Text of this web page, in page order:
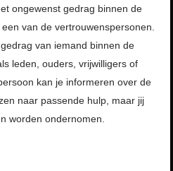
ongewenst gedrag binnen de
van de vertrouwenspersonen.
van iemand binnen de
leden, ouders, vrijwilligers of
kan je informeren over de
naar passende hulp, maar jij
worden ondernomen.